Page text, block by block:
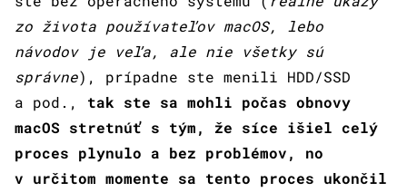
zo života používateľov macOS, lebo
návodov je veľa, ale nie všetky sú
správne), prípadne ste menili HDD/SSD
a pod.,
tak ste sa mohli počas obnovy
macOS stretnúť s tým, že síce išiel celý
proces plynulo a bez problémov, no
v určitom momente sa tento proces ukončil